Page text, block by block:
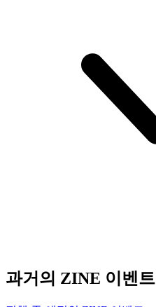
과거의 ZINE 이벤트